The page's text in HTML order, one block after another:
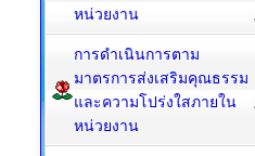
หน่วยงาน
การดำเนินการตาม
มาตรการส่งเสริมคุณธรรม
และความโปร่งใสภายใน
หน่วยงาน